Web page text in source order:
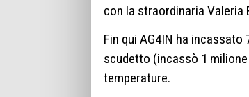
con la straordinaria Valeria
Fin qui AG4IN ha incassato
scudetto (incassò 1 milione
temperature.